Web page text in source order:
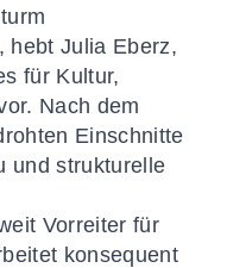
hebt Julia Eberz,
für Kultur,
Nach dem
Einschnitte
und strukturelle
Vorreiter für
konsequent